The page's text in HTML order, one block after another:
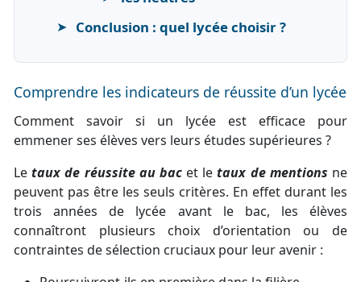
Conclusion : quel lycée choisir ?
Comprendre les indicateurs de réussite d’un lycée
Comment savoir si un lycée est efficace pour
emmener ses élèves vers leurs études supérieures ?
Letaux de réussite au bacet letaux de mentions ne
peuvent pas être les seuls critères. En effet durant les
trois années de lycée avant le bac, les élèves
connaîtront plusieurs choix d’orientation ou de
contraintes de sélection cruciaux pour leur avenir :